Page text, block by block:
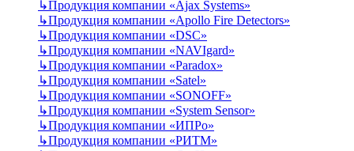
↳Продукция компании «Ajax Systems»
↳Продукция компании «Apollo Fire Detectors»
↳Продукция компании «DSC»
↳Продукция компании «NAVIgard»
↳Продукция компании «Paradox»
↳Продукция компании «Satel»
↳Продукция компании «SONOFF»
↳Продукция компании «System Sensor»
↳Продукция компании «ИПРо»
↳Продукция компании «РИТМ»